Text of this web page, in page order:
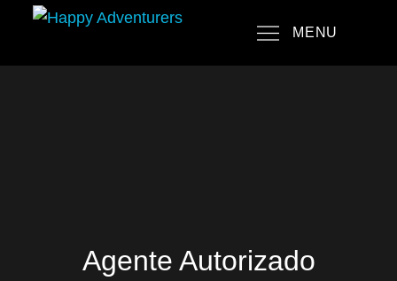
content
MENU
Agente Autorizado